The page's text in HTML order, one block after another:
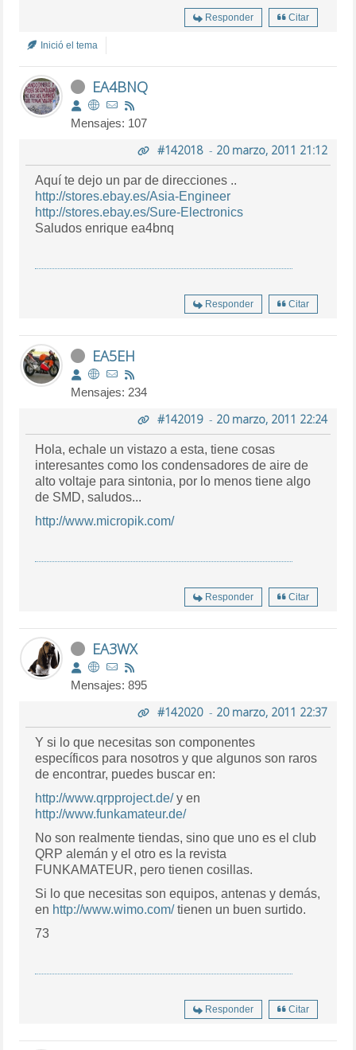
Responder Citar
Inició el tema
EA4BNQ
Mensajes: 107
#142018- 20 marzo, 2011 21:12
Aquí te dejo un par de direcciones ..
http://stores.ebay.es/Asia-Engineer
http://stores.ebay.es/Sure-Electronics
Saludos enrique ea4bnq
Responder Citar
EA5EH
Mensajes: 234
#142019- 20 marzo, 2011 22:24
Hola, echale un vistazo a esta, tiene cosas
interesantes como los condensadores de aire de
alto voltaje para sintonia, por lo menos tiene algo
de SMD, saludos...
http://www.micropik.com/
Responder Citar
EA3WX
Mensajes: 895
#142020- 20 marzo, 2011 22:37
Y si lo que necesitas son componentes
específicos para nosotros y que algunos son raros
de encontrar, puedes buscar en:
http://www.qrpproject.de/ y en
http://www.funkamateur.de/
No son realmente tiendas, sino que uno es el club
QRP alemán y el otro es la revista
FUNKAMATEUR, pero tienen cosillas.
Si lo que necesitas son equipos, antenas y demás,
en http://www.wimo.com/ tienen un buen surtido.
73
Responder Citar